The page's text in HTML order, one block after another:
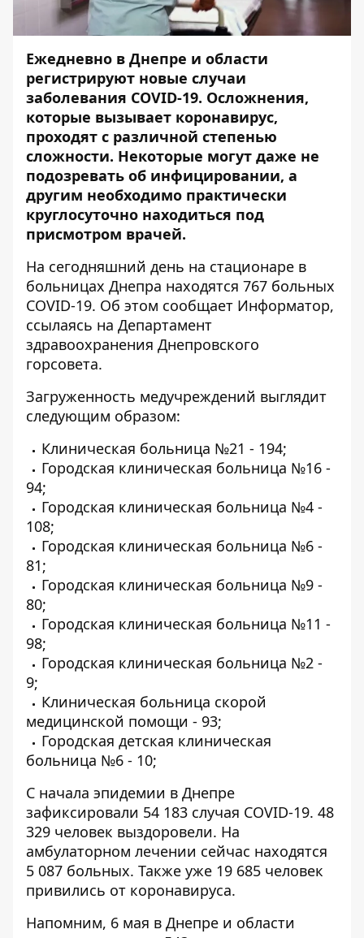
Ежедневно в Днепре и области
регистрируют новые случаи
заболевания COVID-19. Осложнения,
которые вызывает коронавирус,
проходят с различной степенью
сложности. Некоторые могут даже не
подозревать об инфицировании, а
другим необходимо практически
круглосуточно находиться под
присмотром врачей.
На сегодняшний день на стационаре в
больницах Днепра находятся 767 больных
COVID-19. Об этом сообщает Информатор,
ссылаясь на Департамент
здравоохранения Днепровского
горсовета.
Загруженность медучреждений выглядит
следующим образом:
Клиническая больница №21 - 194;
Городская клиническая больница №16 -
94;
Городская клиническая больница №4 -
108;
Городская клиническая больница №6 -
81;
Городская клиническая больница №9 -
80;
Городская клиническая больница №11 -
98;
Городская клиническая больница №2 -
9;
Клиническая больница скорой
медицинской помощи - 93;
Городская детская клиническая
больница №6 - 10;
С начала эпидемии в Днепре
зафиксировали 54 183 случая COVID-19. 48
329 человек выздоровели. На
амбулаторном лечении сейчас находятся
5 087 больных. Также уже 19 685 человек
привились от коронавируса.
Напомним, 6 мая в Днепре и области